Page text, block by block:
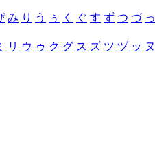
み り う ぅ く ぐ す ず つ づ っ
リ ウ ゥ ク グ ス ズ ツ ヅ ッ ヌ